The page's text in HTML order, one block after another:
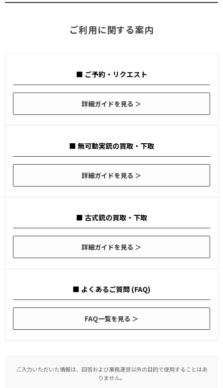
ご利用に関する案内
■ ご予約・リクエスト
詳細ガイドを見る ＞
■ 無可動実銃の買取・下取
詳細ガイドを見る ＞
■ 古式銃の買取・下取
詳細ガイドを見る ＞
■ よくあるご質問 (FAQ)
FAQ一覧を見る ＞
ご入力いただいた情報は、回答および業務運営以外の目的で使用することはあ
りません。